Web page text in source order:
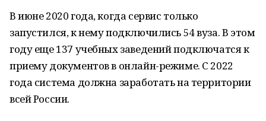
В июне 2020 года, когда сервис только
запустился, к нему подключились 54 вуза. В этом
году еще 137 учебных заведений подключатся к
приему документов в онлайн-режиме. С 2022
года система должна заработать на территории
всей России.